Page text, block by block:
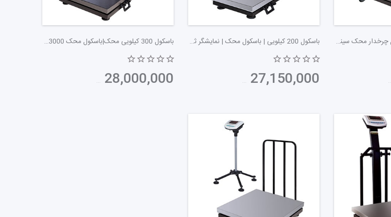
دارند، بسیار مفید است.
باسکول 300 کیلویی |باسکول چرخدار محک سینی گالوانیزه mds13000 باسکول 200 کیلویی | باسکول محک | نمایشگر ثابت و سینی استیل
27,150,000
باسکول 300 کیلویی محک|باسکول محک 13000|ثابت و سینی گالوانیزه
28,000,000